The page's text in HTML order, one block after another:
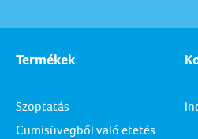
Termékek
Szoptatás
Cumisüvegből való etetés